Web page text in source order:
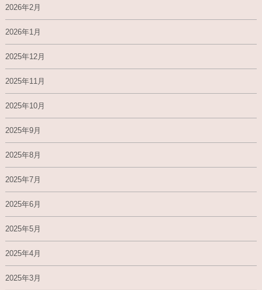
2026年2月
2026年1月
2025年12月
2025年11月
2025年10月
2025年9月
2025年8月
2025年7月
2025年6月
2025年5月
2025年4月
2025年3月